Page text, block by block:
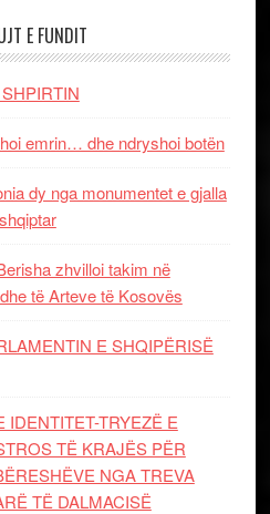
E FUNDIT
emrin… dhe ndryshoi botën
dy nga monumentet e gjalla
zhvilloi takim në
të Arteve të Kosovës
E SHQIPËRISË
TRYEZË E
TË KRAJËS PËR
NGA TREVA
TË DALMACISË